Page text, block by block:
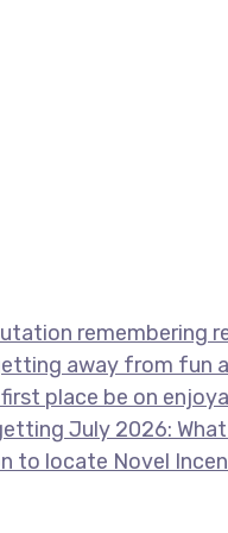
away from fun
place be on
July 2026:
to locate Novel